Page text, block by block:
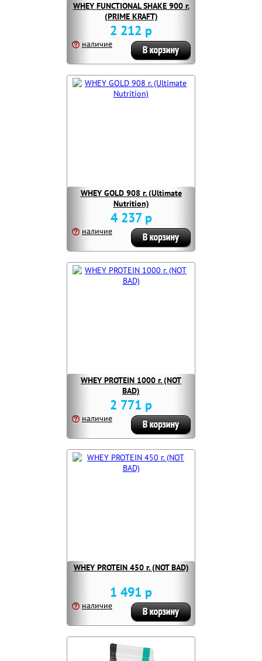
WHEY FUNCTIONAL SHAKE 900 г.
(PRIME KRAFT)
2 212 р
наличие
WHEY GOLD 908 г. (Ultimate
Nutrition)
4 237 р
наличие
WHEY PROTEIN 1000 г. (NOT
BAD)
2 771 р
наличие
WHEY PROTEIN 450 г. (NOT BAD)
1 491 р
наличие